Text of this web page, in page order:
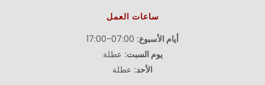
ساعات العمل
أيام الأسبوع:
يوم السبت: عطلة
الأحد: عطلة